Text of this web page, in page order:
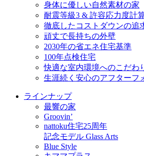
身体に優しい自然素材の家
耐震等級3 & 許容応力度計
徹底したコストダウンの追
頑丈で長持ちの外壁
2030年の省エネ住宅基準
100年点検住宅
快適な室内環境へのこだわ
生涯続く安心のアフターフ
ラインナップ
最響の家
Groovin’
nattoku住宅25周年
記念モデル Glass Arts
Blue Style